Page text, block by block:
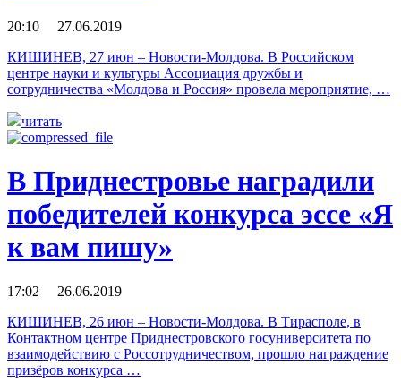
20:10 27.06.2019
КИШИНЕВ, 27 июн – Новости-Молдова. В Российском
центре науки и культуры Ассоциация дружбы и
сотрудничества «Молдова и Россия» провела мероприятие, …
читать
В Приднестровье наградили
победителей конкурса эссе «Я
к вам пишу»
17:02 26.06.2019
КИШИНЕВ, 26 июн – Новости-Молдова. В Тирасполе, в
Контактном центре Приднестровского госуниверситета по
взаимодействию с Россотрудничеством, прошло награждение
призёров конкурса …